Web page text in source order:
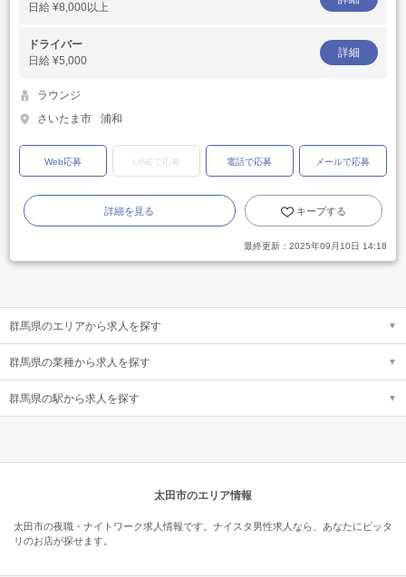
日給 ¥8,000以上
ドライバー
日給 ¥5,000
詳細
ラウンジ
さいたま市
浦和
Web応募 LINEで応募 電話で応募 メールで応募
詳細を見る キープする
最終更新： 2025年09月10日 14:18
群馬県のエリアから求人を探す
群馬県の業種から求人を探す
群馬県の駅から求人を探す
太田市のエリア情報
太田市の夜職・ナイトワーク求人情報です。ナイスタ男性求人なら、あなたにピッタ
リのお店が探せます。